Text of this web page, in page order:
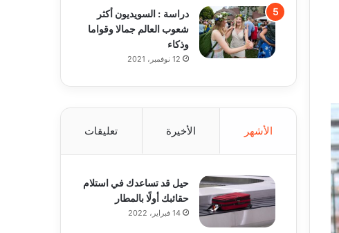
دراسة : السويديون أكثر
شعوب العالم جمالا وقواما
وذكاء
12 نوفمبر، 2021
الأشهر الأخيرة تعليقات
حيل قد تساعدك في استلام
حقائبك أولًا بالمطار
14 فبراير، 2022